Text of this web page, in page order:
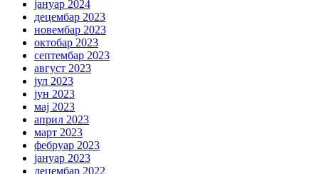
јануар 2024
децембар 2023
новембар 2023
октобар 2023
септембар 2023
август 2023
јул 2023
јун 2023
мај 2023
април 2023
март 2023
фебруар 2023
јануар 2023
децембар 2022